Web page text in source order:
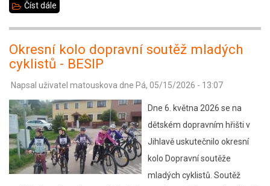
Číst dále
VĚČNÉ
Okresní kolo dopravní soutěž mladých
cyklistů - BESIP
Napsal uživatel matouskova dne Pá, 05/15/2026 - 13:07
Dne 6. května 2026 se na
dětském dopravním hřišti v
Jihlavě uskutečnilo okresní
kolo Dopravní soutěže
mladých cyklistů. Soutěž